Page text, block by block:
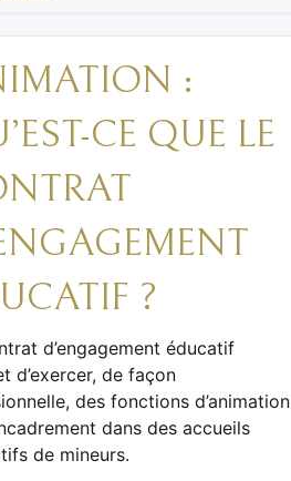
:
CE QUE LE
?
d’engagement éducatif
d’exercer, de façon
des fonctions d’animation
dans des accueils
de mineurs.